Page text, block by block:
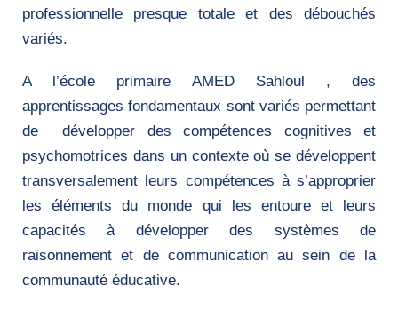
professionnelle presque totale et des débouchés
variés.
A l’école primaire AMED Sahloul , des
apprentissages fondamentaux sont variés permettant
de développer des compétences cognitives et
psychomotrices dans un contexte où se développent
transversalement leurs compétences à s’approprier
les éléments du monde qui les entoure et leurs
capacités à développer des systèmes de
raisonnement et de communication au sein de la
communauté éducative.